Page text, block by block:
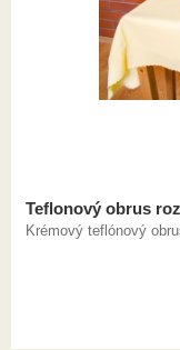
Teflonový obrus
Krémový teflónový